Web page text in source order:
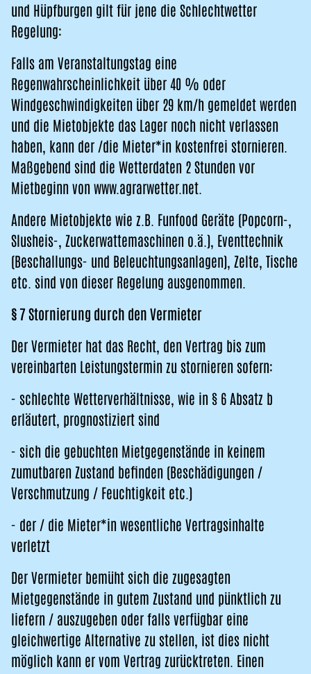
und Hüpfburgen gilt für jene die Schlechtwetter
Regelung:
Falls am Veranstaltungstag eine
Regenwahrscheinlichkeit über 40 % oder
Windgeschwindigkeiten über 29 km/h gemeldet werden
und die Mietobjekte das Lager noch nicht verlassen
haben, kann der /die Mieter*in kostenfrei stornieren.
Maßgebend sind die Wetterdaten 2 Stunden vor
Mietbeginn von www.agrarwetter.net.
Andere Mietobjekte wie z.B. Funfood Geräte (Popcorn-,
Slusheis-, Zuckerwattemaschinen o.ä.), Eventtechnik
(Beschallungs- und Beleuchtungsanlagen), Zelte, Tische
etc. sind von dieser Regelung ausgenommen.
§ 7 Stornierung durch den Vermieter
Der Vermieter hat das Recht, den Vertrag bis zum
vereinbarten Leistungstermin zu stornieren sofern:
- schlechte Wetterverhältnisse, wie in § 6 Absatz b
erläutert, prognostiziert sind
- sich die gebuchten Mietgegenstände in keinem
zumutbaren Zustand befinden (Beschädigungen /
Verschmutzung / Feuchtigkeit etc.)
- der / die Mieter*in wesentliche Vertragsinhalte
verletzt
Der Vermieter bemüht sich die zugesagten
Mietgegenstände in gutem Zustand und pünktlich zu
liefern / auszugeben oder falls verfügbar eine
gleichwertige Alternative zu stellen, ist dies nicht
möglich kann er vom Vertrag zurücktreten. Einen